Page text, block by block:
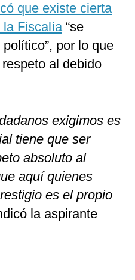
que existe cierta
la Fiscalía“se
por lo que
al debido
exigimos es
tiene que ser
absoluto al
aquí quienes
es el propio
la aspirante